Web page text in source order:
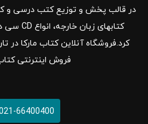
در قالب پخش و توزیع کتب درسی و
فروش اینترنتی
66400400